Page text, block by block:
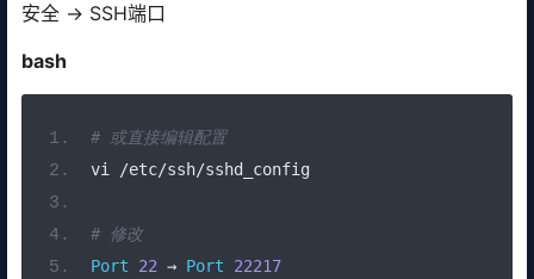
安全 → SSH端口
bash
# 或直接编辑配置
vi
/etc/ssh/sshd_config
# 修改
Port
22 → Port 22217